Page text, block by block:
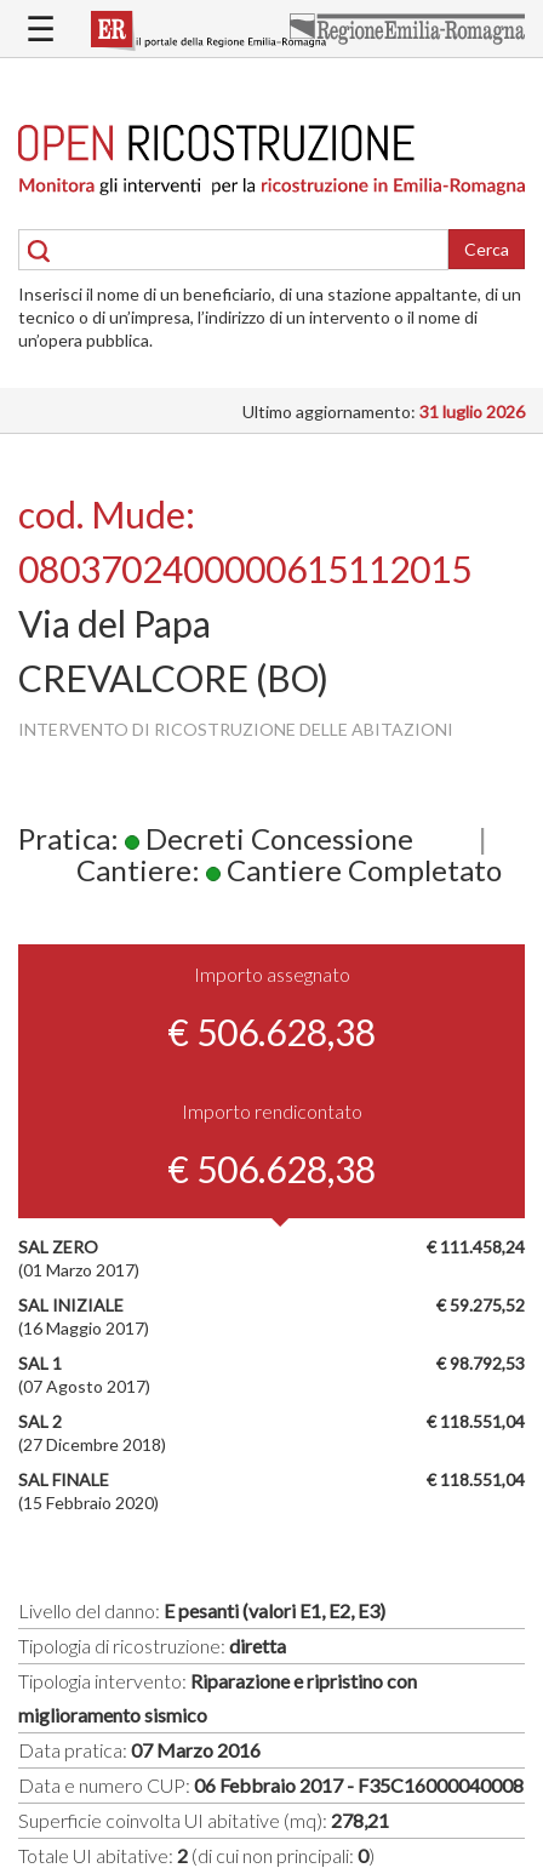
contenuto
RICOSTRUZIONE
PUBBLICA
DELLE
ABITAZIONI
RICOSTRUZIONE
ATTIVITÀ
INTERVENTI
SI
☰
Cerca
Inserisci il nome di un beneficiario, di una stazione appaltante, di un
tecnico o di un’impresa, l’indirizzo di un intervento o il nome di
un’opera pubblica.
Ultimo aggiornamento: 31 luglio 2026
cod. Mude:
0803702400000615112015
Via del Papa
CREVALCORE (BO)
INTERVENTO DI RICOSTRUZIONE DELLE ABITAZIONI
Pratica: Decreti Concessione
|
Cantiere:
Cantiere Completato
Importo assegnato
€ 506.628,38
Importo rendicontato
€ 506.628,38
€ 111.458,24
SAL ZERO
(01 Marzo 2017)
€ 59.275,52
SAL INIZIALE
(16 Maggio 2017)
€ 98.792,53
SAL 1
(07 Agosto 2017)
€ 118.551,04
SAL 2
(27 Dicembre 2018)
€ 118.551,04
SAL FINALE
(15 Febbraio 2020)
Livello del danno: E pesanti (valori E1, E2, E3)
Tipologia di ricostruzione: diretta
Tipologia intervento: Riparazione e ripristino con
miglioramento sismico
Data pratica: 07 Marzo 2016
Data e numero CUP: 06 Febbraio 2017 - F35C16000040008
Superficie coinvolta UI abitative (mq): 278,21
Totale UI abitative: 2 (di cui non principali: 0)